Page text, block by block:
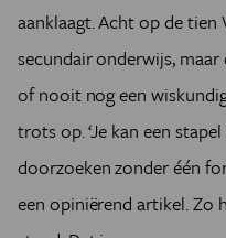
aanklaagt. Acht op de
secundair onderwijs,
of nooit nog een
trots op. ‘Je kan een
doorzoeken zonder één
een opiniërend artikel. Zo